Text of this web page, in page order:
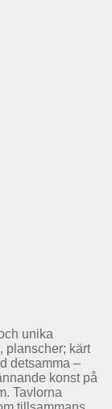
unika
planscher; kärt
detsamma –
konst på
Tavlorna